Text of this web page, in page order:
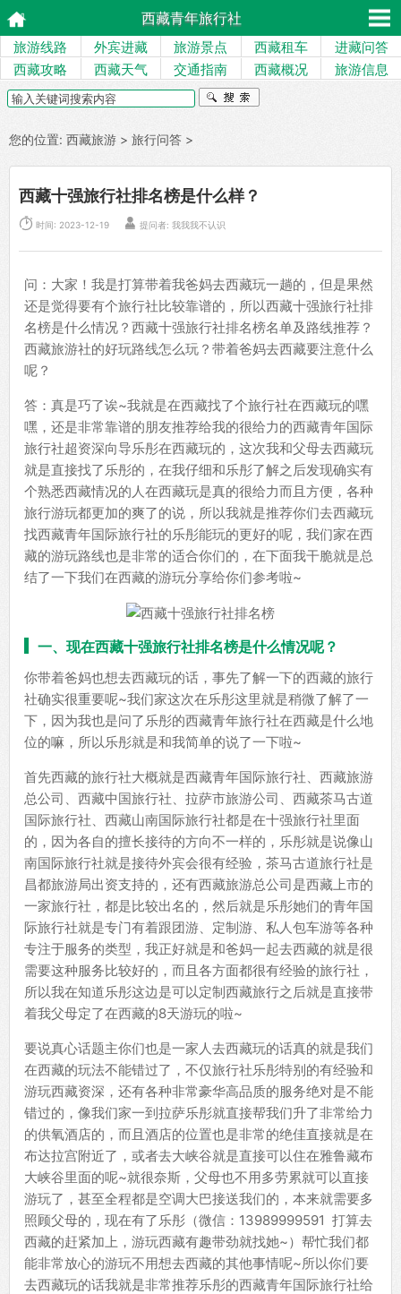
西藏青年旅行社
旅游线路 外宾进藏 旅游景点 西藏租车
进藏问答
西藏攻略
西藏天气 交通指南 西藏概况 旅游信息
您的位置: 西藏旅游 > 旅行问答 >
西藏十强旅行社排名榜是什么样？
 时间: 2023-12-19  提问者: 我我我不认识
问：大家！我是打算带着我爸妈去西藏玩一趟的，但是果然
还是觉得要有个旅行社比较靠谱的，所以西藏十强旅行社排
名榜是什么情况？西藏十强旅行社排名榜名单及路线推荐？
西藏旅游社的好玩路线怎么玩？带着爸妈去西藏要注意什么
呢？
答：真是巧了诶~我就是在西藏找了个旅行社在西藏玩的嘿
嘿，还是非常靠谱的朋友推荐给我的很给力的西藏青年国际
旅行社超资深向导乐彤在西藏玩的，这次我和父母去西藏玩
就是直接找了乐彤的，在我仔细和乐彤了解之后发现确实有
个熟悉西藏情况的人在西藏玩是真的很给力而且方便，各种
旅行游玩都更加的爽了的说，所以我就是推荐你们去西藏玩
找西藏青年国际旅行社的乐彤能玩的更好的呢，我们家在西
藏的游玩路线也是非常的适合你们的，在下面我干脆就是总
结了一下我们在西藏的游玩分享给你们参考啦~
一、现在西藏十强旅行社排名榜是什么情况呢？
你带着爸妈也想去西藏玩的话，事先了解一下的西藏的旅行
社确实很重要呢~我们家这次在乐彤这里就是稍微了解了一
下，因为我也是问了乐彤的西藏青年旅行社在西藏是什么地
位的嘛，所以乐彤就是和我简单的说了一下啦~
首先西藏的旅行社大概就是西藏青年国际旅行社、西藏旅游
总公司、西藏中国旅行社、拉萨市旅游公司、西藏茶马古道
国际旅行社、西藏山南国际旅行社都是在十强旅行社里面
的，因为各自的擅长接待的方向不一样的，乐彤就是说像山
南国际旅行社就是接待外宾会很有经验，茶马古道旅行社是
昌都旅游局出资支持的，还有西藏旅游总公司是西藏上市的
一家旅行社，都是比较出名的，然后就是乐彤她们的青年国
际旅行社就是专门有着跟团游、定制游、私人包车游等各种
专注于服务的类型，我正好就是和爸妈一起去西藏的就是很
需要这种服务比较好的，而且各方面都很有经验的旅行社，
所以我在知道乐彤这边是可以定制西藏旅行之后就是直接带
着我父母定了在西藏的8天游玩的啦~
要说真心话题主你们也是一家人去西藏玩的话真的就是我们
在西藏的玩法不能错过了，不仅旅行社乐彤特别的有经验和
游玩西藏资深，还有各种非常豪华高品质的服务绝对是不能
错过的，像我们家一到拉萨乐彤就直接帮我们升了非常给力
的供氧酒店的，而且酒店的位置也是非常的绝佳直接就是在
布达拉宫附近了，或者去大峡谷就是直接可以住在雅鲁藏布
大峡谷里面的呢~就很奈斯，父母也不用多劳累就可以直接
游玩了，甚至全程都是空调大巴接送我们的，本来就需要多
照顾父母的，现在有了乐彤（微信：13989999591 打算去
西藏的赶紧加上，游玩西藏有趣带劲就找她~）帮忙我们都
能非常放心的游玩不用想去西藏的其他事情呢~所以你们要
去西藏玩的话我就是非常推荐乐彤的西藏青年国际旅行社给